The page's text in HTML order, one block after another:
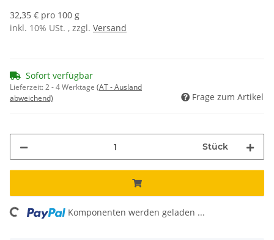
32,35 € pro 100 g
inkl. 10% USt. , zzgl. Versand
Sofort verfügbar
Lieferzeit:2 - 4 Werktage (AT - Ausland
abweichend)
Frage zum Artikel
Stück
Komponenten werden geladen ...